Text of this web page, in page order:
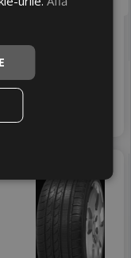
Ultima bucata!
livrare 2/3 zile
Adauga in cos